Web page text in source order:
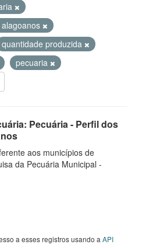
quantidade produzida
pecuaria
Pecuária - Perfil dos
aos municípios de
da Pecuária Municipal -
a esses registros usando a API